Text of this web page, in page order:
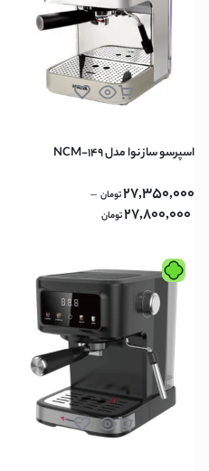
اسپرسو ساز نوا مدل NCM-149
27,350,000تومان –
27,800,000تومان